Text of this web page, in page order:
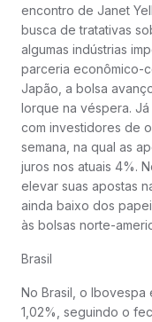
encontro de Janet
busca de tratativas
algumas indústrias
parceria econômico-
Japão, a bolsa
Iorque na véspera. Já
com investidores de
semana, na qual as
juros nos atuais 4%.
elevar suas apostas
ainda baixo dos
às bolsas norte-
Brasil
No Brasil, o Ibovespa
1,02%, seguindo o